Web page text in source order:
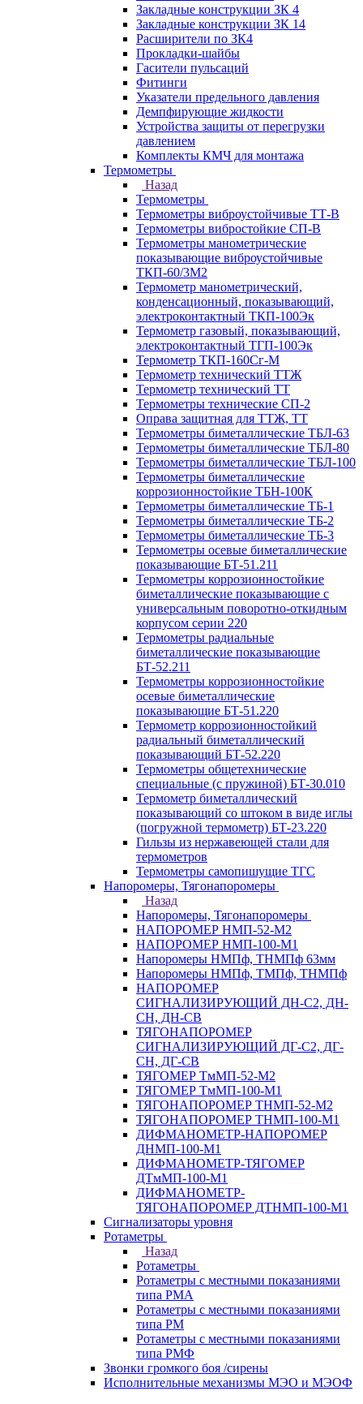
Закладные конструкции ЗК 4
Закладные конструкции ЗК 14
Расширители по ЗК4
Прокладки-шайбы
Гасители пульсаций
Фитинги
Указатели предельного давления
Демпфирующие жидкости
Устройства защиты от перегрузки
давлением
Комплекты КМЧ для монтажа
Термометры
Назад
Термометры
Термометры виброустойчивые ТТ-В
Термометры вибростойкие СП-В
Термометры манометрические
показывающие виброустойчивые
ТКП-60/3М2
Термометр манометрический,
конденсационный, показывающий,
электроконтактный ТКП-100Эк
Термометр газовый, показывающий,
электроконтактный ТГП-100Эк
Термометр ТКП-160Сг-М
Термометр технический ТТЖ
Термометр технический ТТ
Термометры технические СП-2
Оправа защитная для ТТЖ, ТТ
Термометры биметаллические ТБЛ-63
Термометры биметаллические ТБЛ-80
Термометры биметаллические ТБЛ-100
Термометры биметаллические
коррозионностойкие ТБН-100К
Термометры биметаллические ТБ-1
Термометры биметаллические ТБ-2
Термометры биметаллические ТБ-3
Термометры осевые биметаллические
показывающие БТ-51.211
Термометры коррозионностойкие
биметаллические показывающие с
универсальным поворотно-откидным
корпусом серии 220
Термометры радиальные
биметаллические показывающие
БТ-52.211
Термометры коррозионностойкие
осевые биметаллические
показывающие БТ-51.220
Термометр коррозионностойкий
радиальный биметаллический
показывающий БТ-52.220
Термометры общетехнические
специальные (с пружиной) БТ-30.010
Термометр биметаллический
показывающий со штоком в виде иглы
(погружной термометр) БТ-23.220
Гильзы из нержавеющей стали для
термометров
Термометры самопишущие ТГС
Напоромеры, Тягонапоромеры
Назад
Напоромеры, Тягонапоромеры
НАПОРОМЕР НМП-52-М2
НАПОРОМЕР НМП-100-М1
Напоромеры НМПф, ТНМПф 63мм
Напоромеры НМПф, ТМПф, ТНМПф
НАПОРОМЕР
СИГНАЛИЗИРУЮЩИЙ ДН-С2, ДН-
СН, ДН-СВ
ТЯГОНАПОРОМЕР
СИГНАЛИЗИРУЮЩИЙ ДГ-С2, ДГ-
СН, ДГ-СВ
ТЯГОМЕР ТмМП-52-М2
ТЯГОМЕР ТмМП-100-М1
ТЯГОНАПОРОМЕР ТНМП-52-М2
ТЯГОНАПОРОМЕР ТНМП-100-М1
ДИФМАНОМЕТР-НАПОРОМЕР
ДНМП-100-М1
ДИФМАНОМЕТР-ТЯГОМЕР
ДТмМП-100-М1
ДИФМАНОМЕТР-
ТЯГОНАПОРОМЕР ДТНМП-100-М1
Сигнализаторы уровня
Ротаметры
Назад
Ротаметры
Ротаметры с местными показаниями
типа РМА
Ротаметры с местными показаниями
типа РМ
Ротаметры с местными показаниями
типа РМФ
Звонки громкого боя /сирены
Исполнительные механизмы МЭО и МЭОФ